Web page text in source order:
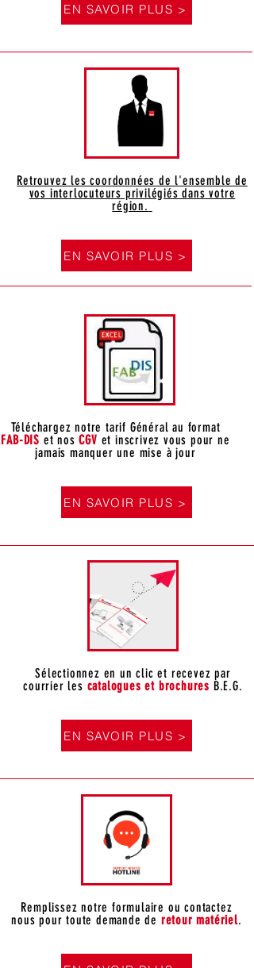
EN SAVOIR PLUS >
Retrouvez les coordonnées de l'ensemble de
vos interlocuteurs privilégiés dans votre
région.
EN SAVOIR PLUS >
Téléchargez notre tarif Général au format
FAB-DIS et nosCGV et inscrivez vous pour ne
jamais manquer une mise à jour
EN SAVOIR PLUS >
Sélectionnez en un clic et recevez par
courrier les catalogues et brochures B.E.G.
EN SAVOIR PLUS >
Remplissez notre formulaire ou contactez
nous pour toute demande de retour matériel.